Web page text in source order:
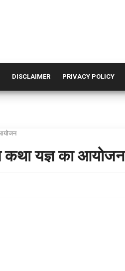
DISCLAIMER PRIVACY POLICY
कथा यज्ञ का आयोजन